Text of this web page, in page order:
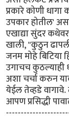
प्रकारे कोणी
उपकार होतील'
एखाद्या सुंदर
खाली, "कुठुन
जनम मोहे बिटिया
उगाचच कुठल्याही
अशा चर्चा करुन
येईल तेव्हडे
आपण प्रसिद्धी